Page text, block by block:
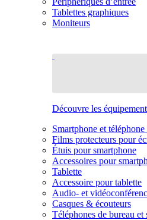
Tablettes graphiques
Moniteurs
Découvre les
Smartphone et
Films protecteurs pour
Étuis pour smartphone
Accessoires pour
Tablette
Accessoire pour tablette
Audio- et
Casques & écouteurs
Téléphones de bureau et